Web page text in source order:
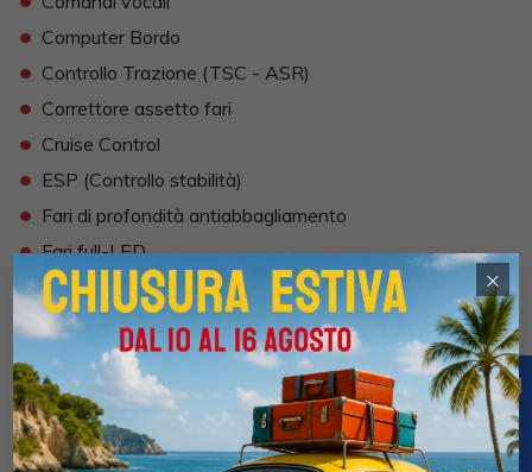
• Computer Bordo
• Controllo Trazione (TSC - ASR)
• Correttore assetto fari
• Cruise Control
• ESP (Controllo stabilità)
• Fari di profondità antiabbagliamento
• Fari full-LED
• Frenata di emergenza assistita
• Freno di stazionamento elettrico
• Impianto audio
• Indicatore temperatura esterna
• Interni in materiale pregiato
• Interni Pelle
×